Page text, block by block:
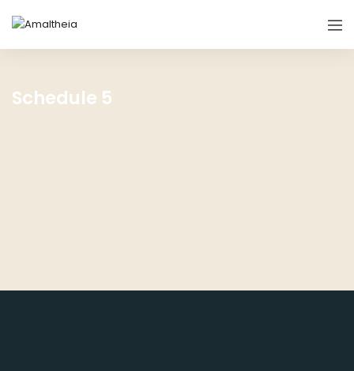
Schedule 5